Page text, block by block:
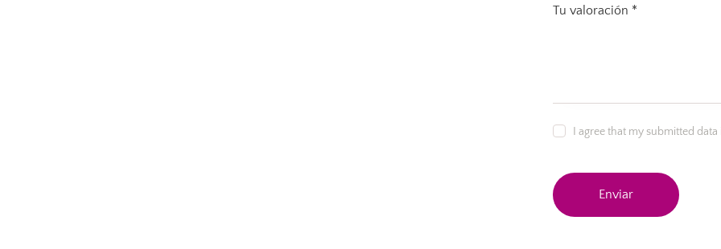
Tu valoración *
I agree that my submitted